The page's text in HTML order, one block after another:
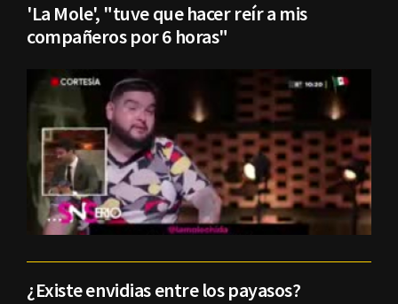
'La Mole', "tuve que hacer reír a mis
compañeros por 6 horas"
¿Existe envidias entre los payasos?